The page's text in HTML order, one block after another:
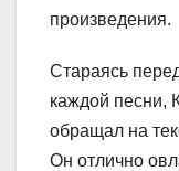
произведения.
Стараясь
каждой песни,
обращал на
Он отлично